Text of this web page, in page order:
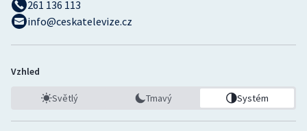
261 136 113
info@ceskatelevize.cz
Vzhled
Světlý Tmavý Systém